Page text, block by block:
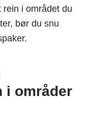
i området du
bør du snu
i områder